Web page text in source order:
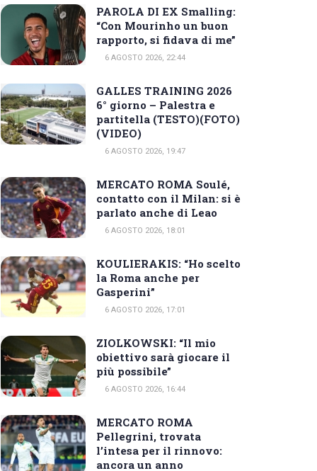
PAROLA DI EX Smalling:
“Con Mourinho un buon
rapporto, si fidava di me”
6 AGOSTO 2026, 22:44
GALLES TRAINING 2026
6° giorno – Palestra e
partitella (TESTO)(FOTO)
(VIDEO)
6 AGOSTO 2026, 19:47
MERCATO ROMA Soulé,
contatto con il Milan: si è
parlato anche di Leao
6 AGOSTO 2026, 18:01
KOULIERAKIS: “Ho scelto
la Roma anche per
Gasperini”
6 AGOSTO 2026, 17:01
ZIOLKOWSKI: “Il mio
obiettivo sarà giocare il
più possibile”
6 AGOSTO 2026, 16:44
MERCATO ROMA
Pellegrini, trovata
l’intesa per il rinnovo:
ancora un anno